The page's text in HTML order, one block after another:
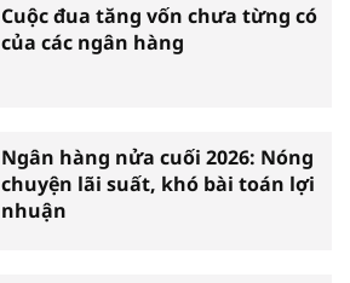
Cuộc đua tăng vốn chưa từng có
của các ngân hàng
Ngân hàng nửa cuối 2026: Nóng
chuyện lãi suất, khó bài toán lợi
nhuận